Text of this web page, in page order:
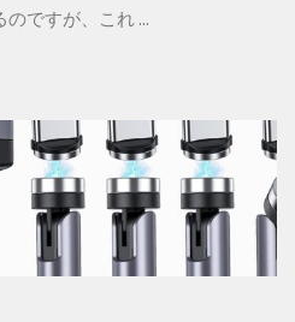
ですが、これ ...